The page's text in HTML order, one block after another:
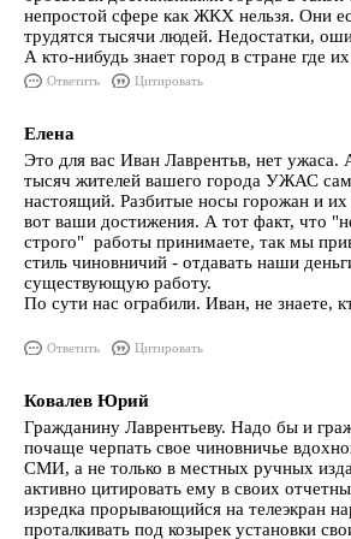
непростой сфере как ЖКХ нельзя. Они
трудятся тысячи людей. Недостатки,
А кто-нибудь знает город в стране где
Ответить Цитировать
Елена
Это для вас Иван Лаврентьв, нет ужаса.
тысяч жителей вашего города УЖАС
настоящий. Разбитые носы горожан и
вот ваши достижения. А тот факт, что
строго" работы принимаете, так мы
стиль чиновничий - отдавать наши
существующую работу.
По сути нас ограбили. Иван, не знаете,
Ответить Цитировать
Ковалев Юрий
Гражданину Лаврентьеву. Надо бы и
почаще черпать свое чиновничье
СМИ, а не только в местных ручных
активно цитировать ему в своих
изредка прорывающийся на телеэкран
проталкивать под козырек установки